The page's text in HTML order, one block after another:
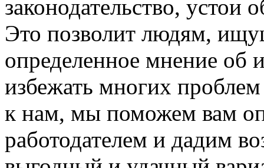
законодательство,
Это позволит людям,
определенное мнение об
избежать многих
к нам, мы поможем вам
работодателем и дадим